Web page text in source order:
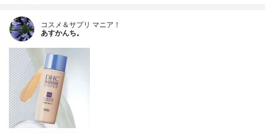
コスメ＆サプリ マニア！
あすかんち。